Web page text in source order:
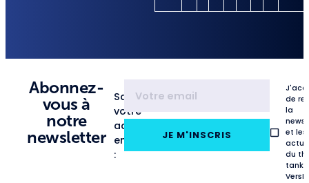
Abonnez-
vous à
notre
newsletter
Saisissez
votre
adresse
email
:
JE M'INSCRIS
de
la
et les
du
tank